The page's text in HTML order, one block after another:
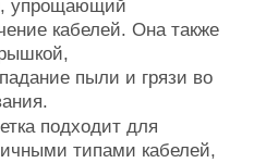
упрощающий
кабелей. Она также
пыли и грязи во
подходит для
типами кабелей,